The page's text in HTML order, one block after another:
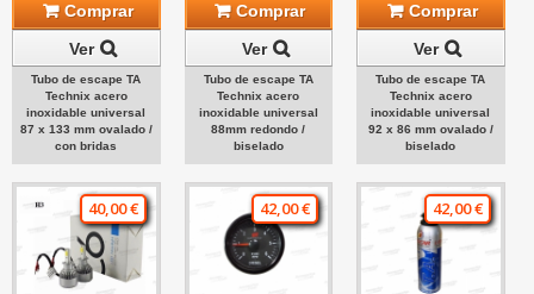
Comprar
Ver
Tubo de escape TA
Technix acero
inoxidable universal
87 x 133 mm ovalado /
con bridas
Comprar
Ver
Tubo de escape TA
Technix acero
inoxidable universal
88mm redondo /
biselado
Comprar
Ver
Tubo de escape TA
Technix acero
inoxidable universal
92 x 86 mm ovalado /
biselado
40,00 € 42,00 € 42,00 €